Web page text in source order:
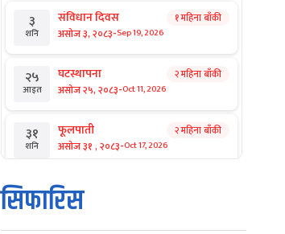
३
शनि
संविधान दिवस
असोज ३, २०८३-Sep 19, 2026
१ महिना बाँकी
२५
आइत
घटस्थापना
असोज २५, २०८३-Oct 11, 2026
२ महिना बाँकी
३१
शनि
फूलपाती
असोज ३१ , २०८३-Oct 17, 2026
२ महिना बाँकी
१
आइत
कार्तिक सङ्क्रान्ति
कार्तिक १, २०८३
सिफारिस